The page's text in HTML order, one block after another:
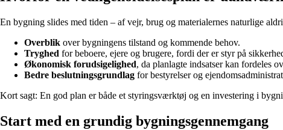
En bygning slides med tiden – af vejr, brug og materialernes naturlige
Overblik over bygningens tilstand og kommende behov.
Tryghed for beboere, ejere og brugere, fordi der er styr på
Økonomisk forudsigelighed, da planlagte indsatser kan fordeles
Bedre beslutningsgrundlag for bestyrelser og
Kort sagt: En god plan er både et styringsværktøj og en investering i
Start med en grundig bygningsgennemgang